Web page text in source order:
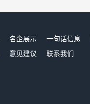
名企展示 一句话信息
意见建议 联系我们